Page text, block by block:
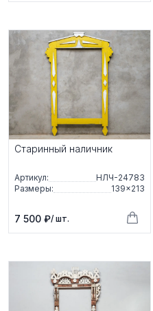
Старинный наличник
Артикул:
НЛЧ-24783
Размеры:
139×213
7 500 ₽/ шт.